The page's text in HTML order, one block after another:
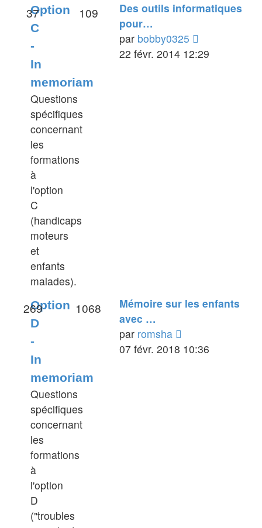
Option
C
-
In
memoriam
Questions
spécifiques
concernant
les
formations
à
l'option
C
(handicaps
moteurs
et
enfants
malades).
37 109
Des outils informatiques
pour…
par bobby0325
le
22 févr. 2014 12:29
Option
D
-
In
memoriam
Questions
spécifiques
concernant
les
formations
à
l'option
D
("troubles
269 1068
Mémoire sur les enfants
avec …
par romsha
le
07 févr. 2018 10:36